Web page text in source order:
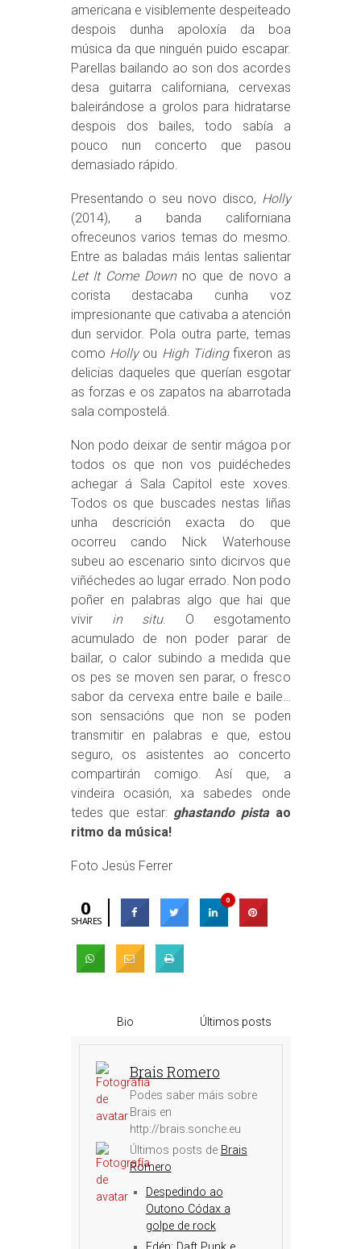
americana e visiblemente despeiteado
despois dunha apoloxía da boa
música da que ninguén puido escapar.
Parellas bailando ao son dos acordes
desa guitarra californiana, cervexas
baleirándose a grolos para hidratarse
despois dos bailes, todo sabía a
pouco nun concerto que pasou
demasiado rápido.
Presentando o seu novo disco, Holly
(2014), a banda californiana
ofreceunos varios temas do mesmo.
Entre as baladas máis lentas salientar
Let It Come Downno que de novo a
corista destacaba cunha voz
impresionante que cativaba a atención
dun servidor. Pola outra parte, temas
como Hollyou High Tidingfixeron as
delicias daqueles que querían esgotar
as forzas e os zapatos na abarrotada
sala compostelá.
Non podo deixar de sentir mágoa por
todos os que non vos puidéchedes
achegar á Sala Capitol este xoves.
Todos os que buscades nestas liñas
unha descrición exacta do que
ocorreu cando Nick Waterhouse
subeu ao escenario sinto dicirvos que
viñéchedes ao lugar errado. Non podo
poñer en palabras algo que hai que
vivir in situ. O esgotamento
acumulado de non poder parar de
bailar, o calor subindo a medida que
os pes se moven sen parar, o fresco
sabor da cervexa entre baile e baile…
son sensacións que non se poden
transmitir en palabras e que, estou
seguro, os asistentes ao concerto
compartirán comigo. Así que, a
vindeira ocasión, xa sabedes onde
tedes que estar: ghastando pistaao
ritmo da música!
Foto Jesús Ferrer
0
SHARES
0
Bio Últimos posts
Brais Romero
Podes saber máis sobre
Brais en
http://brais.sonche.eu
Últimos posts de Brais
Romero
Despedindo ao
Outono Códax a
golpe de rock